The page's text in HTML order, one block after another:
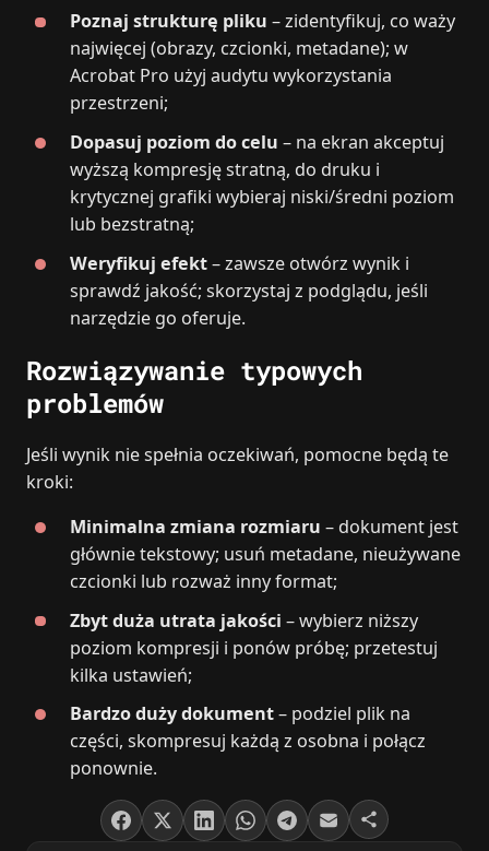
Poznaj strukturę pliku – zidentyfikuj, co waży
najwięcej (obrazy, czcionki, metadane); w
Acrobat Pro użyj audytu wykorzystania
przestrzeni;
Dopasuj poziom do celu – na ekran akceptuj
wyższą kompresję stratną, do druku i
krytycznej grafiki wybieraj niski/średni poziom
lub bezstratną;
Weryfikuj efekt– zawsze otwórz wynik i
sprawdź jakość; skorzystaj z podglądu, jeśli
narzędzie go oferuje.
Rozwiązywanie typowych
problemów
Jeśli wynik nie spełnia oczekiwań, pomocne będą te
kroki:
Minimalna zmiana rozmiaru – dokument jest
głównie tekstowy; usuń metadane, nieużywane
czcionki lub rozważ inny format;
Zbyt duża utrata jakości – wybierz niższy
poziom kompresji i ponów próbę; przetestuj
kilka ustawień;
Bardzo duży dokument– podziel plik na
części, skompresuj każdą z osobna i połącz
ponownie.